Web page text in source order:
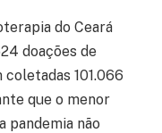
do Ceará
doações de
coletadas 101.066
que o menor
pandemia não